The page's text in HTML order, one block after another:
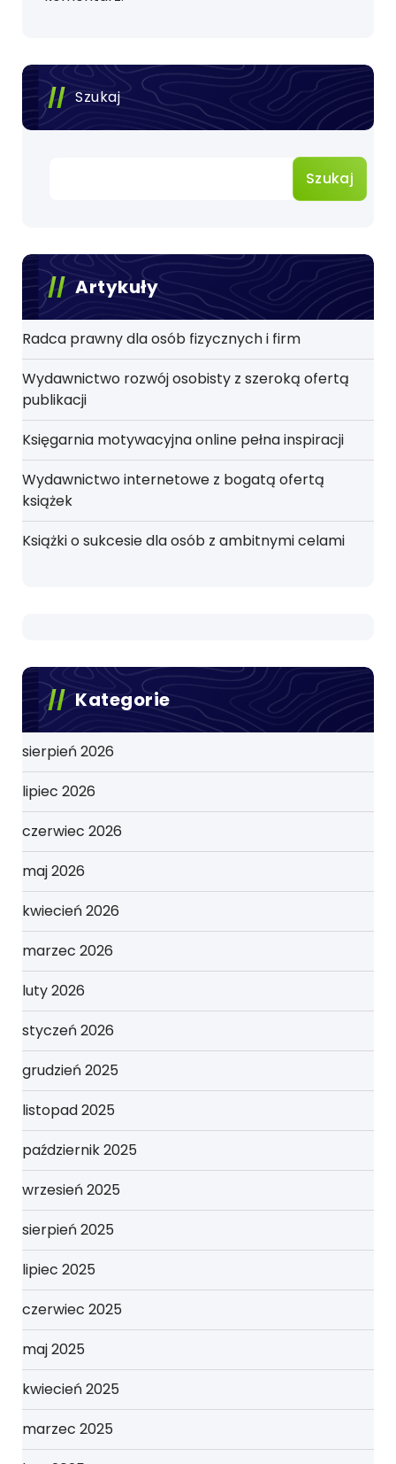
Szukaj
Szukaj
Artykuły
Radca prawny dla osób fizycznych i firm
Wydawnictwo rozwój osobisty z szeroką ofertą
publikacji
Księgarnia motywacyjna online pełna inspiracji
Wydawnictwo internetowe z bogatą ofertą
książek
Książki o sukcesie dla osób z ambitnymi celami
Kategorie
sierpień 2026
lipiec 2026
czerwiec 2026
maj 2026
kwiecień 2026
marzec 2026
luty 2026
styczeń 2026
grudzień 2025
listopad 2025
październik 2025
wrzesień 2025
sierpień 2025
lipiec 2025
czerwiec 2025
maj 2025
kwiecień 2025
marzec 2025